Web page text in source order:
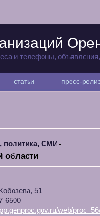
и телефоны,
статьи пресс-
политика, СМИ
области
51
6500
web/proc_56/